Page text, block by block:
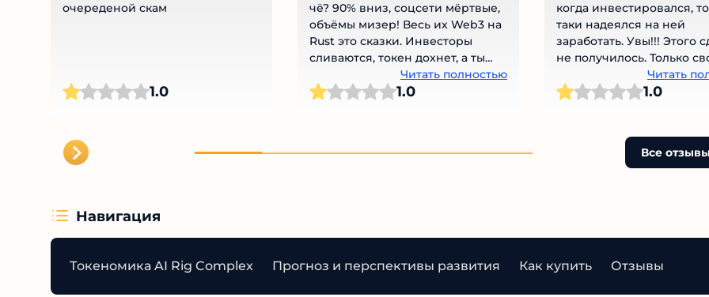
очереденой скам
1.0
чё? 90% вниз, соцсети мёртвые,
объёмы мизер! Весь их Web3 на
Rust это сказки. Инвесторы
сливаются, токен дохнет, а ты
сидишь и молишься на 0.0526!
Скам? Почти...
Читать полностью
1.0
когда инвестировался, то
таки надеялся на ней
заработать. Увы!!! Этого
не получилось. Только
деньги на
потерял.
Читать
1.0
Все отзывы
Навигация
Токеномика AI Rig Complex Прогноз и перспективы развития Как купить Отзывы